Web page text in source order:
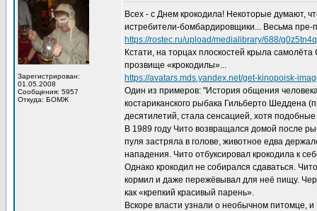
Зарегистрирован:
01.05.2008
Сообщения: 5957
Откуда: БОМЖ
Всех - с Днем крокодила! Некоторые думают,
истребители-бомбардировщики... Весьма пре-
https://rostec.ru/upload/medialibrary/688/
Кстати, на торцах плоскостей крыла
прозвище «крокодилы»...
https://avatars.mds.yandex.net/get-kinopoisk-
Один из примеров: "История общения
костариканского рыбака Гильберто Шеддена
десятилетий, стала сенсацией, хотя
В 1989 году Чито возвращался домой после
пуля застряла в голове, животное едва
нападения. Чито отбуксировал крокодила к
Однако крокодил не собирался сдаваться.
кормил и даже пережёвывал для неё пищу.
как «крепкий красивый парень».
Вскоре власти узнали о необычном питомце,